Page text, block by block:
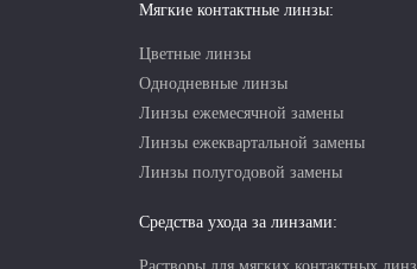
Мягкие контактные линзы:
Цветные линзы
Однодневные линзы
Линзы ежемесячной замены
Линзы ежеквартальной замены
Линзы полугодовой замены
Средства ухода за линзами: